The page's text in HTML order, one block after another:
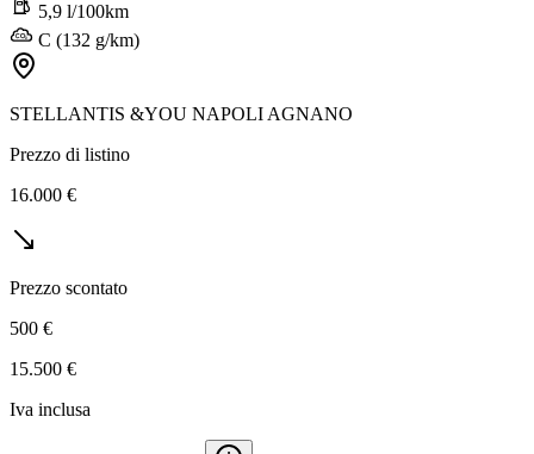
5,9 l/100km
C (132 g/km)
STELLANTIS &YOU NAPOLI AGNANO
Prezzo di listino
16.000 €
Prezzo scontato
500 €
15.500 €
Iva inclusa